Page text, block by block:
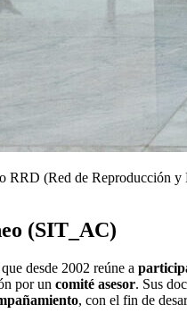
(Red de Reproducción
(SIT_AC)
que desde 2002 reúne a
por un comité asesor. Sus
, con el fin de